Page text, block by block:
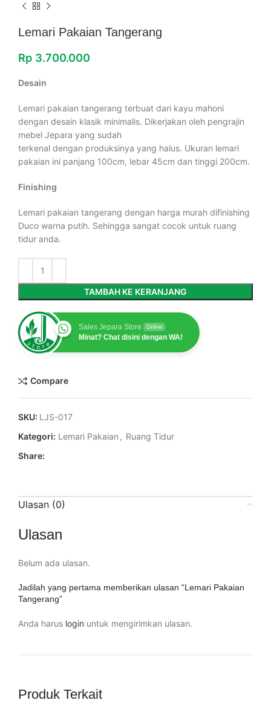
Lemari Pakaian Tangerang
Rp 3.700.000
Desain
Lemari pakaian tangerang terbuat dari kayu mahoni
dengan desain klasik minimalis. Dikerjakan oleh pengrajin
mebel Jepara yang sudah
terkenal dengan produksinya yang halus. Ukuran lemari
pakaian ini panjang 100cm, lebar 45cm dan tinggi 200cm.
Finishing
Lemari pakaian tangerang dengan harga murah difinishing
Duco warna putih. Sehingga sangat cocok untuk ruang
tidur anda.
TAMBAH KE KERANJANG
Sales Jepara Store Online
Minat? Chat disini dengan WA!
Compare
SKU: LJS-017
Kategori: Lemari Pakaian , Ruang Tidur
Share:
Ulasan (0)
Ulasan
Belum ada ulasan.
Jadilah yang pertama memberikan ulasan “Lemari Pakaian
Tangerang”
Anda harus login untuk mengirimkan ulasan.
Produk Terkait